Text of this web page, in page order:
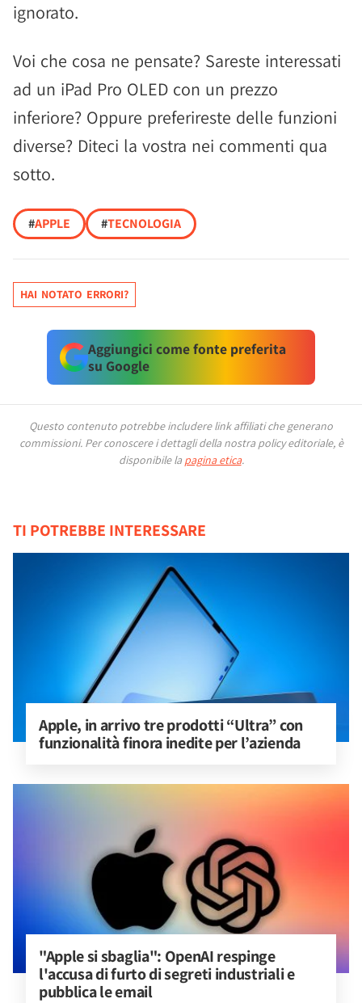
ignorato.
Voi che cosa ne pensate? Sareste interessati
ad un iPad Pro OLED con un prezzo
inferiore? Oppure preferireste delle funzioni
diverse? Diteci la vostra nei commenti qua
sotto.
#APPLE #TECNOLOGIA
HAI NOTATO ERRORI?
Aggiungici come fonte preferita
su Google
Questo contenuto potrebbe includere link affiliati che generano
commissioni. Per conoscere i dettagli della nostra policy editoriale, è
disponibile la pagina etica.
TI POTREBBE INTERESSARE
Apple, in arrivo tre prodotti “Ultra” con
funzionalità finora inedite per l’azienda
"Apple si sbaglia": OpenAI respinge
l'accusa di furto di segreti industriali e
pubblica le email